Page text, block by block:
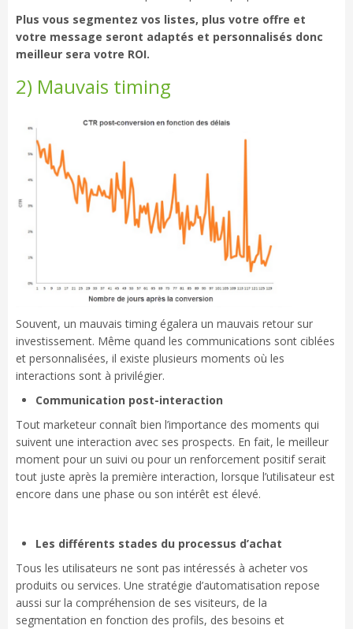
Plus vous segmentez vos listes, plus votre offre et
votre message seront adaptés et personnalisés donc
meilleur sera votre ROI.
2) Mauvais timing
Souvent, un mauvais timing égalera un mauvais retour sur
investissement. Même quand les communications sont ciblées
et personnalisées, il existe plusieurs moments où les
interactions sont à privilégier.
Communication post-interaction
Tout marketeur connaît bien l’importance des moments qui
suivent une interaction avec ses prospects. En fait, le meilleur
moment pour un suivi ou pour un renforcement positif serait
tout juste après la première interaction, lorsque l’utilisateur est
encore dans une phase ou son intérêt est élevé.
Les différents stades du processus d’achat
Tous les utilisateurs ne sont pas intéressés à acheter vos
produits ou services. Une stratégie d’automatisation repose
aussi sur la compréhension de ses visiteurs, de la
segmentation en fonction des profils, des besoins et